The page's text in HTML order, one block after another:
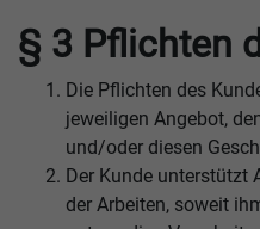
§ 3 Pflichten
Die Pflichten des
jeweiligen Angebot,
und/oder diesen
Der Kunde unterstützt
der Arbeiten, soweit